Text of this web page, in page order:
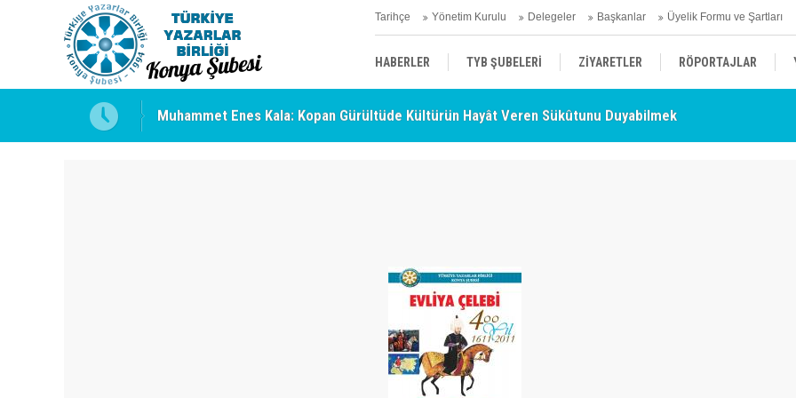
Tarihçe Yönetim Kurulu Delegeler Başkanlar Üyelik Formu ve Şartları
HABERLER TYB ŞUBELERİ ZİYARETLER RÖPORTAJLAR
ÜYELERİMİZDEN HABERLER KENDİNİ ARAYAN ŞEHİR
Muhammet Enes Kala: Kopan Gürültüde Kültürün Hayât Veren Sükûtunu Duyabilmek
Erzincan’da Kültür ve Edebiyat Zirvesi - Nurettin Topçu Sokağı Açılışı